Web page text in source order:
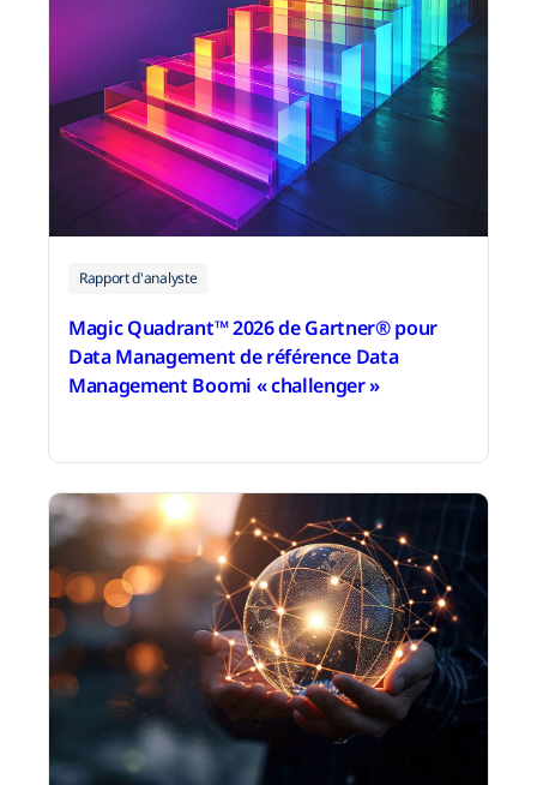
Rapport d'analyste
Magic Quadrant™ 2026 de Gartner® pour
Data Management de référence Data
Management Boomi « challenger »
9 avril 2026